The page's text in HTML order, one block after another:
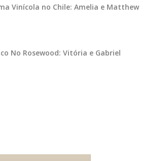
Vinícola no Chile: Amelia e Matthew
No Rosewood: Vitória e Gabriel